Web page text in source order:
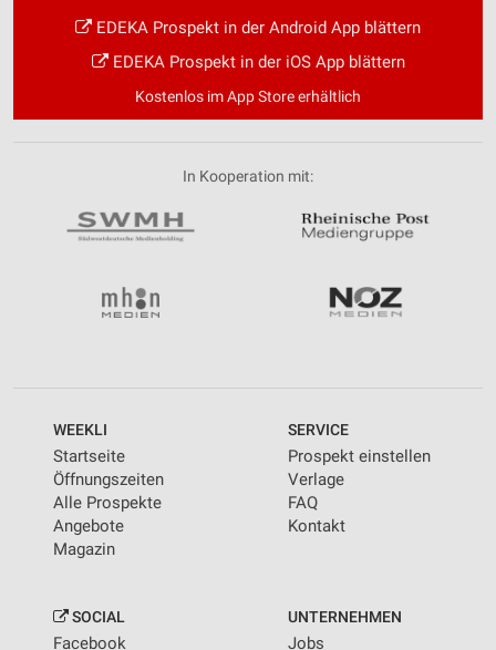
EDEKA Prospekt in der Android App blättern
EDEKA Prospekt in der iOS App blättern
Kostenlos im App Store erhältlich
In Kooperation mit:
WEEKLI
Startseite
Öffnungszeiten
Alle Prospekte
Angebote
Magazin
SERVICE
Prospekt einstellen
Verlage
FAQ
Kontakt
SOCIAL
Facebook
UNTERNEHMEN
Jobs